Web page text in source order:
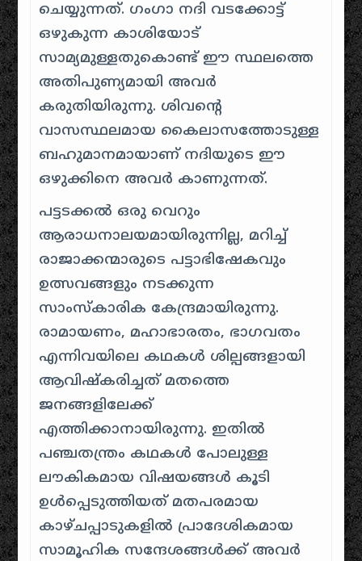
ചെയ്യുന്നത്. ഗംഗാ നദി വടക്കോട്ട്
ഒഴുകുന്ന കാശിയോട്
സാമ്യമുള്ളതുകൊണ്ട് ഈ സ്ഥലത്തെ
അതിപുണ്യമായി അവർ
കരുതിയിരുന്നു. ശിവന്റെ
വാസസ്ഥലമായ കൈലാസത്തോടുള്ള
ബഹുമാനമായാണ് നദിയുടെ ഈ
ഒഴുക്കിനെ അവർ കാണുന്നത്.
പട്ടടക്കൽ ഒരു വെറും
ആരാധനാലയമായിരുന്നില്ല, മറിച്ച്
രാജാക്കന്മാരുടെ പട്ടാഭിഷേകവും
ഉത്സവങ്ങളും നടക്കുന്ന
സാംസ്കാരിക കേന്ദ്രമായിരുന്നു.
രാമായണം, മഹാഭാരതം, ഭാഗവതം
എന്നിവയിലെ കഥകൾ ശില്പങ്ങളായി
ആവിഷ്കരിച്ചത് മതത്തെ
ജനങ്ങളിലേക്ക്
എത്തിക്കാനായിരുന്നു. ഇതിൽ
പഞ്ചതന്ത്രം കഥകൾ പോലുള്ള
ലൗകികമായ വിഷയങ്ങൾ കൂടി
ഉൾപ്പെടുത്തിയത് മതപരമായ
കാഴ്ചപ്പാടുകളിൽ പ്രാദേശികമായ
സാമൂഹിക സന്ദേശങ്ങൾക്ക് അവർ